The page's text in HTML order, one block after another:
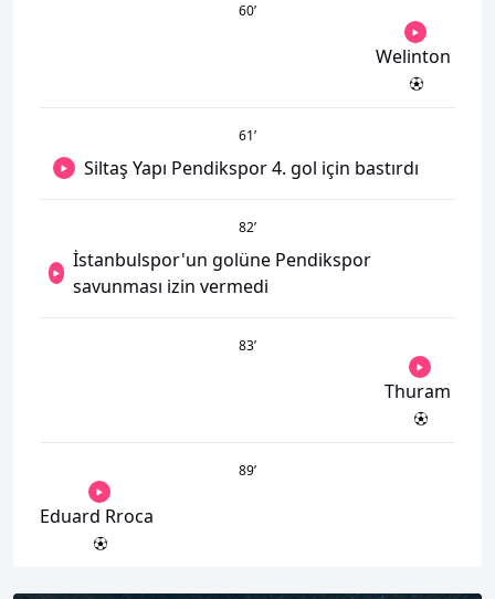
60’
Welinton
61’
Siltaş Yapı Pendikspor 4. gol için bastırdı
82’
İstanbulspor'un golüne Pendikspor
savunması izin vermedi
83’
Thuram
89’
Eduard Rroca